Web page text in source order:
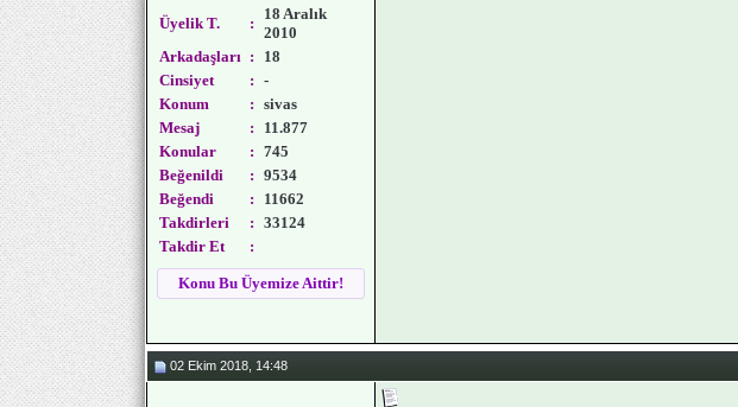
Üyelik T.
:
18 Aralık
2010
Arkadaşları :
18
Cinsiyet
: -
Konum
: sivas
Mesaj
:
11.877
Konular
: 745
Beğenildi
: 9534
Beğendi
:
11662
Takdirleri
: 33124
Takdir Et
:
Konu Bu Üyemize Aittir!
02 Ekim 2018, 14:48